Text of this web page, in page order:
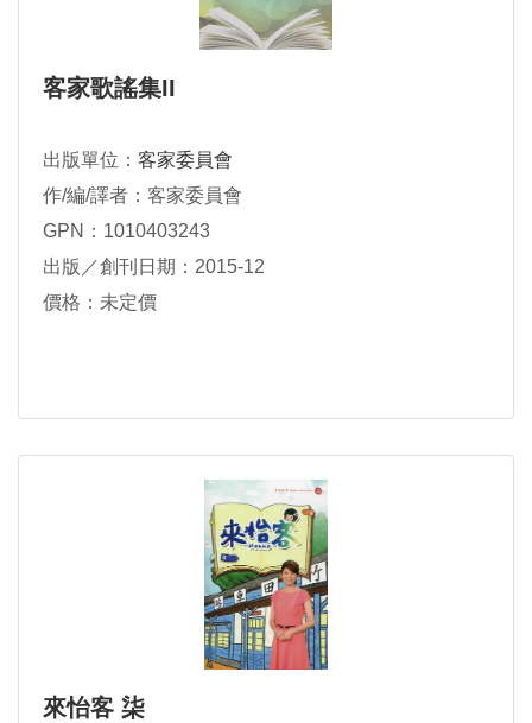
客家歌謠集II
出版單位： 客家委員會
作/編/譯者：客家委員會
GPN：1010403243
出版／創刊日期：2015-12
價格：未定價
來怡客 柒